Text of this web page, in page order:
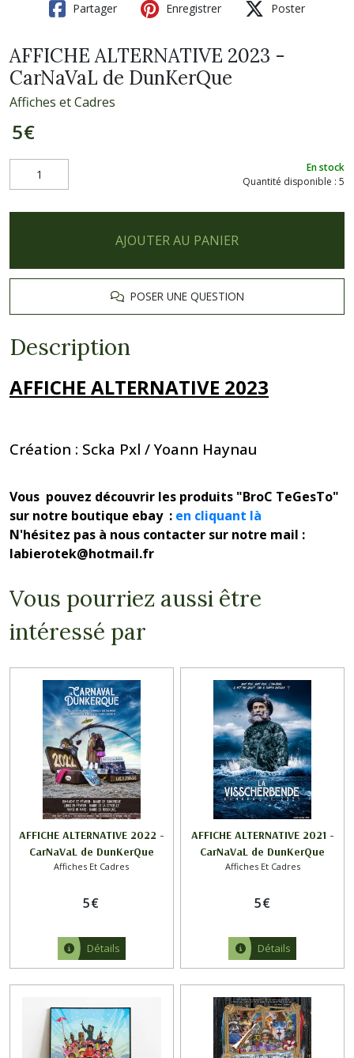
Partager Enregistrer Poster
AFFICHE ALTERNATIVE 2023 -
CarNaVaL de DunKerQue
Affiches et Cadres
5€
En stock
Quantité disponible : 5
AJOUTER AU PANIER
POSER UNE QUESTION
Description
AFFICHE ALTERNATIVE 2023
Création : Scka Pxl / Yoann Haynau
Vous pouvez découvrir les produits "BroC TeGesTo"
sur notre boutique ebay : en cliquant là
N'hésitez pas à nous contacter sur notre mail :
labierotek@hotmail.fr
Vous pourriez aussi être
intéressé par
AFFICHE ALTERNATIVE 2022 -
CarNaVaL de DunKerQue
Affiches Et Cadres
5€
Détails
AFFICHE ALTERNATIVE 2021 -
CarNaVaL de DunKerQue
Affiches Et Cadres
5€
Détails